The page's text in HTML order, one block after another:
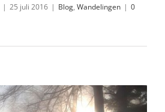
| 25 juli 2016 | Blog, Wandelingen | 0